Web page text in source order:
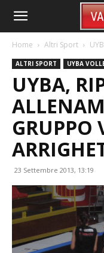
Home Altri Sport
ALTRI SPORT UYBA
UYBA,
GRUPPO
23 Settembre 2013, 13:19